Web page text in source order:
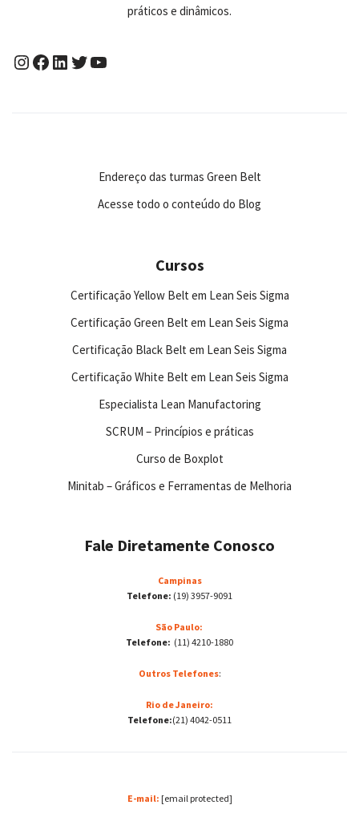
práticos e dinâmicos.
Endereço das turmas Green Belt
Acesse todo o conteúdo do Blog
Cursos
Certificação Yellow Belt em Lean Seis Sigma
Certificação Green Belt em Lean Seis Sigma
Certificação Black Belt em Lean Seis Sigma
Certificação White Belt em Lean Seis Sigma
Especialista Lean Manufactoring
SCRUM – Princípios e práticas
Curso de Boxplot
Minitab – Gráficos e Ferramentas de Melhoria
Fale Diretamente Conosco
Campinas
Telefone: (19) 3957-9091
São Paulo:
Telefone: (11) 4210-1880
Outros Telefones:
Rio de Janeiro:
Telefone:(21) 4042-0511
E-mail: [email protected]